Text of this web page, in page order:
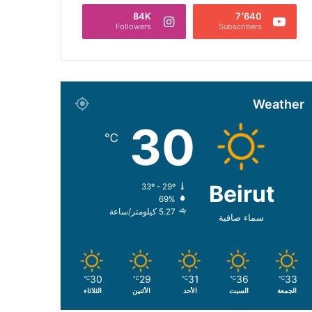
7٬640
Subscribers
84K
Followers
Weather
Beirut
سماء صافية
30
℃
33º - 29º
69%
5.27 كيلومتر/ساعة
33
℃
الجمعة
36
℃
السبت
31
℃
الأحد
29
℃
الأثنين
30
℃
الثلاثاء